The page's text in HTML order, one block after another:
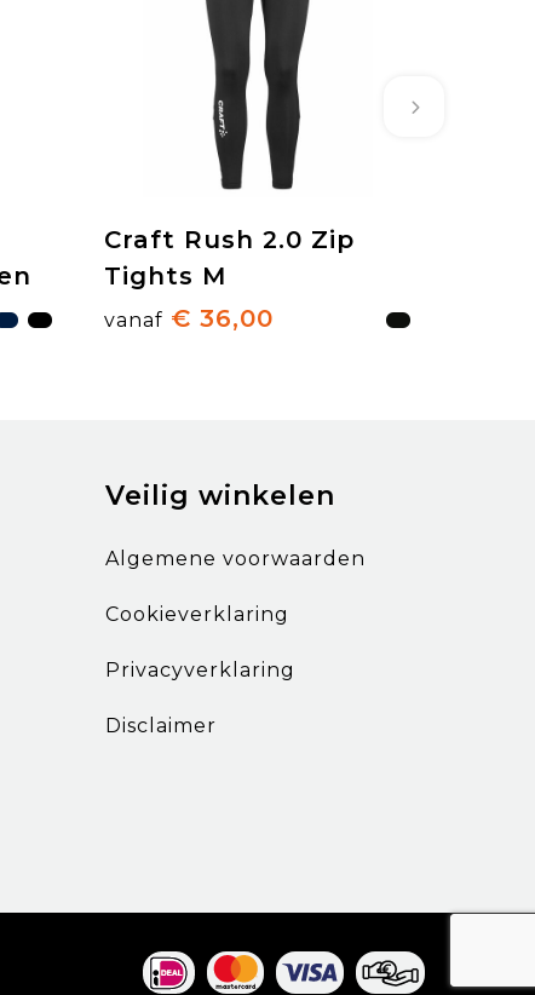
Craft Rush 2.0 Zip
Tights M
vanaf € 36,00
Veilig winkelen
Algemene voorwaarden
Cookieverklaring
Privacyverklaring
Disclaimer